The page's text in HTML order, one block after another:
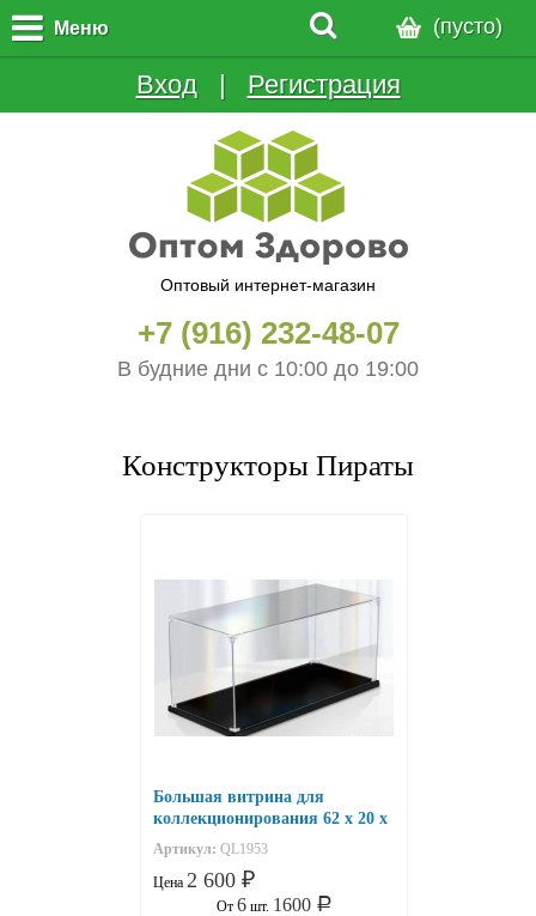
Вход
  |
Регистрация
(пусто)
Оптовый интернет-магазин
+7 (916) 232-48-07
В будние дни с 10:00 до 19:00
Меню
Конструкторы Пираты
Большая витрина для
коллекционирования 62 x 20 x
30
Артикул: QL1953
Цена 2 600 ₽
От 6шт. 1600 Р